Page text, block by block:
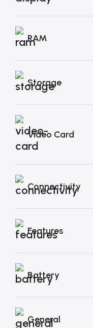
RAM
Storage
Video Card
Connectivity
Features
Battery
General